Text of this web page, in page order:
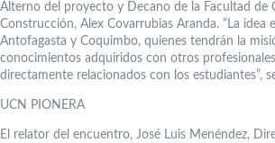
Alterno del proyecto y Decano de la Facultad de
Construcción, Alex Covarrubias Aranda. “La idea
Antofagasta y Coquimbo, quienes tendrán la
conocimientos adquiridos con otros
directamente relacionados con los estudiantes”,
UCN PIONERA
El relator del encuentro, José Luis Menéndez,